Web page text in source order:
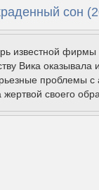
сон
известной
Вика
проблемы с
жертвой своего